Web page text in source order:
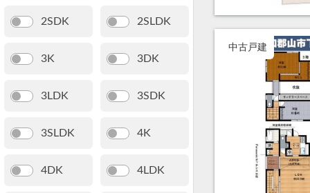
2SDK 2SLDK
3K 3DK
3LDK 3SDK
3SLDK 4K
4DK 4LDK
中古戸建